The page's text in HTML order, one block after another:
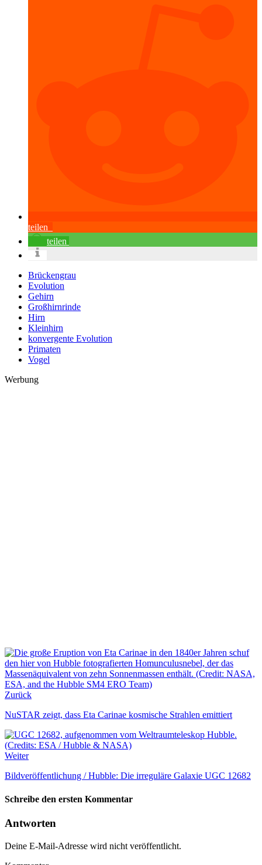
teilen
teilen
Brückengrau
Evolution
Gehirn
Großhirnrinde
Hirn
Kleinhirn
konvergente Evolution
Primaten
Vogel
Werbung
Zurück
NuSTAR zeigt, dass Eta Carinae kosmische Strahlen emittiert
Weiter
Bildveröffentlichung / Hubble: Die irreguläre Galaxie UGC 12682
Schreibe den ersten Kommentar
Antworten
Deine E-Mail-Adresse wird nicht veröffentlicht.